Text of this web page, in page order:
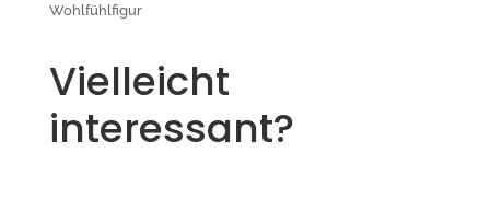
Wohlfühlfigur
Vielleicht
interessant?